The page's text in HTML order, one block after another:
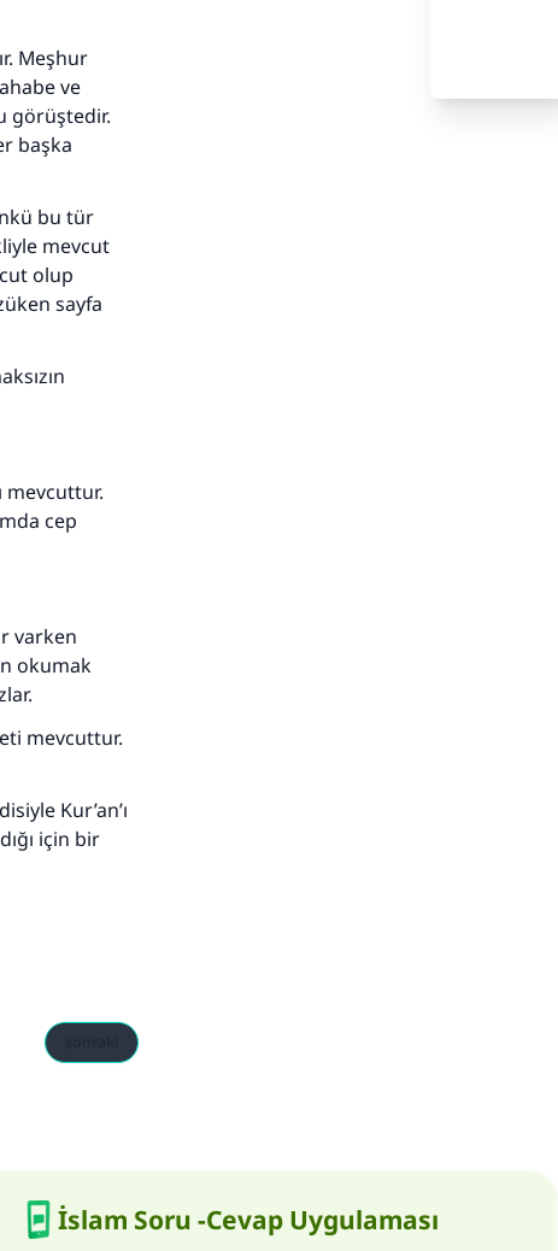
Meşhur
ve
görüştedir.
başka
bu tür
mevcut
olup
sayfa
mevcuttur.
cep
varken
okumak
mevcuttur.
Kur’an’ı
için bir
İslam Soru -Cevap Uygulaması